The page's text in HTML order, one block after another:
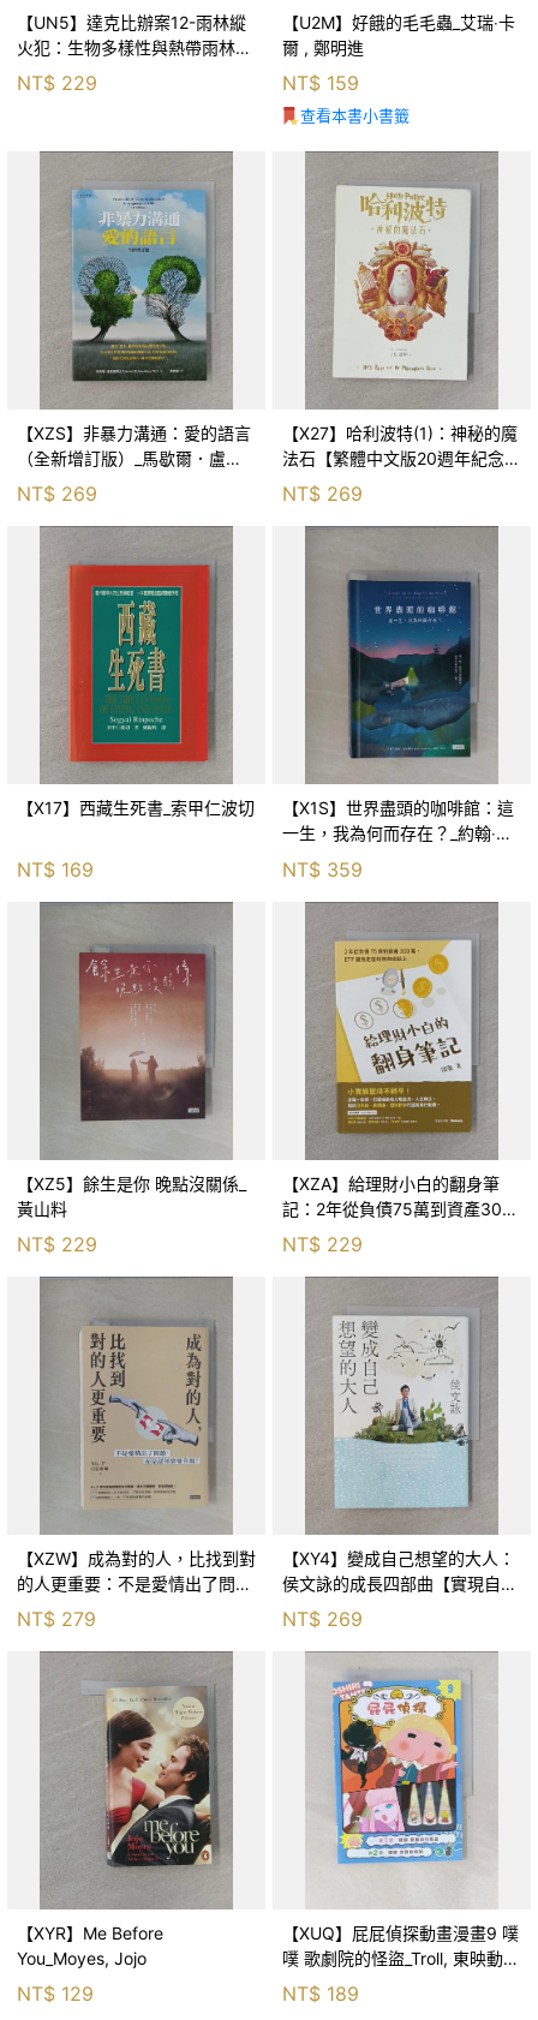
【UN5】達克比辦案12-雨林縱
火犯：生物多樣性與熱帶雨林生
態系_柯智元
NT$ 229
【U2M】好餓的毛毛蟲_艾瑞‧卡
爾 , 鄭明進
NT$ 159
查看本書小書籤
【XZS】非暴力溝通：愛的語言
（全新增訂版）_馬歇爾．盧森
堡, 蕭寶森
NT$ 269
【X27】哈利波特(1)：神秘的魔
法石【繁體中文版20週年紀念】
NT$ 269
【X17】西藏生死書_索甲仁波切
NT$ 169
【X1S】世界盡頭的咖啡館：這
一生，我為何而存在？_約翰‧史
崔勒基, Elsa
NT$ 359
【XZ5】餘生是你 晚點沒關係_
黃山料
NT$ 229
【XZA】給理財小白的翻身筆
記：2年從負債75萬到資產300
萬，ETF讓我走在財務自由路上_
鐵蛋
NT$ 229
【XZW】成為對的人，比找到對
的人更重要：不是愛情出了問
題，而是認知需要升級！_Mr. P
NT$ 279
【XY4】變成自己想望的大人：
侯文詠的成長四部曲【實現自
己】_侯文詠
NT$ 269
【XYR】Me Before
You_Moyes, Jojo
NT$ 129
【XUQ】屁屁偵探動畫漫畫9 噗
噗 歌劇院的怪盜_Troll, 東映動畫
株式會社, 張東君
NT$ 189